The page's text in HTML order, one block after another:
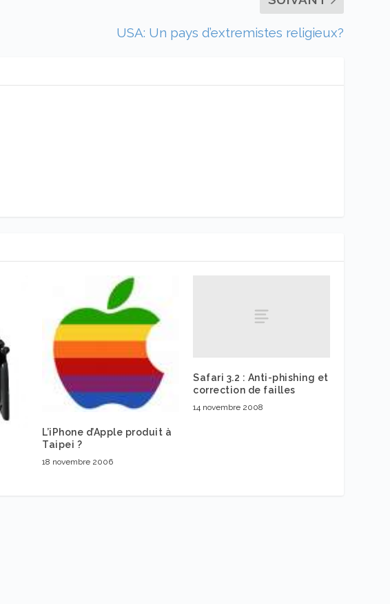
USA: Un pays d’extremistes religieux?
L’iPhone d’Apple produit à
Taipei ?
18 novembre 2006
Safari 3.2 : Anti-phishing et
correction de failles
14 novembre 2008